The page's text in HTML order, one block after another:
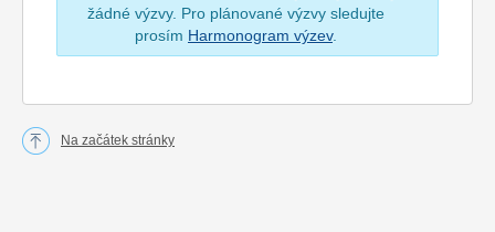
žádné výzvy. Pro plánované výzvy sledujte
prosím Harmonogram výzev.
Na začátek stránky